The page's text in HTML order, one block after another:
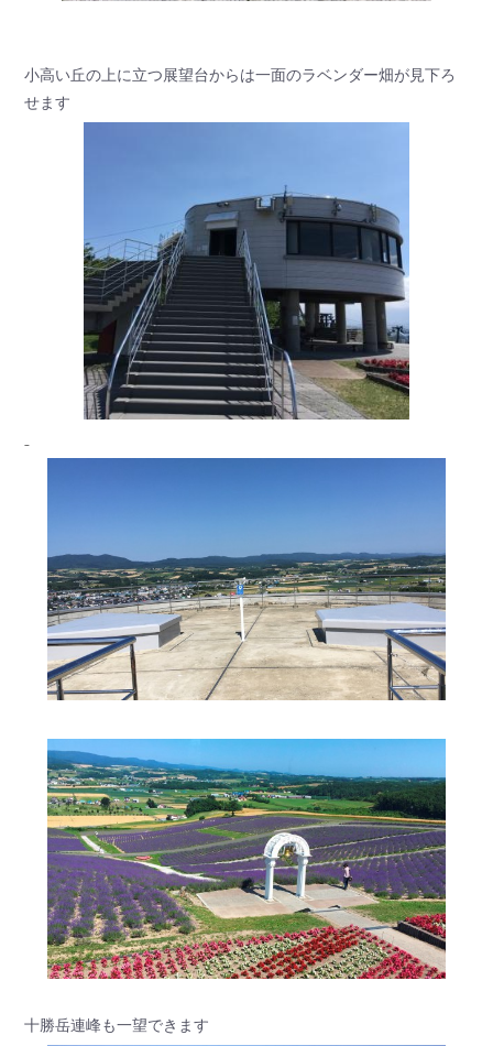
小高い丘の上に立つ展望台からは一面のラベンダー畑が見下ろ
せます
十勝岳連峰も一望できます